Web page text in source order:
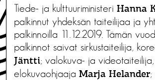
Tiede- ja kulttuuriministeri Hanna
palkinnut yhdeksän taiteilijaa ja
palkinnoilla 11.12.2019. Tämän
palkinnot saivat sirkustaiteilija,
Jäntti; valokuva- ja videotaiteilija,
elokuvaohjaaja Marja Helander;